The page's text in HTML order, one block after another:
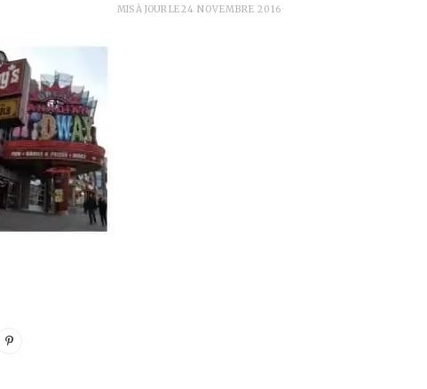
MIS À JOUR LE24 NOVEMBRE 2016